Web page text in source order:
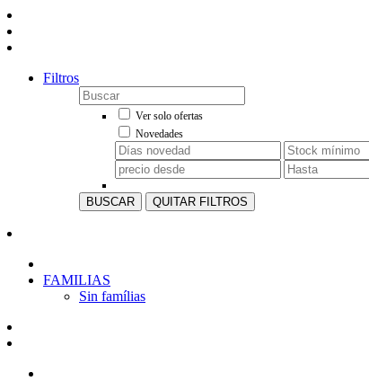
Filtros
Ver solo ofertas
Novedades
BUSCAR QUITAR FILTROS
FAMILIAS
Sin famílias